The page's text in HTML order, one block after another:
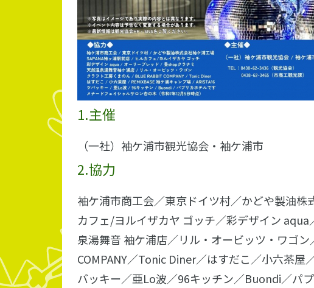
1.主催
（一社）袖ケ浦市観光協会・袖ケ浦市
2.協力
袖ケ浦市商工会／東京ドイツ村／かどや製油株
カフェ/ヨルイザカヤ ゴッチ／彩デザイン
泉湯舞音 袖ケ浦店／リル・オービッツ・ワゴ
COMPANY／Tonic Diner／はすだこ／小六茶屋
バッキー／亜Lo波／96キッチン／Buondi／パ